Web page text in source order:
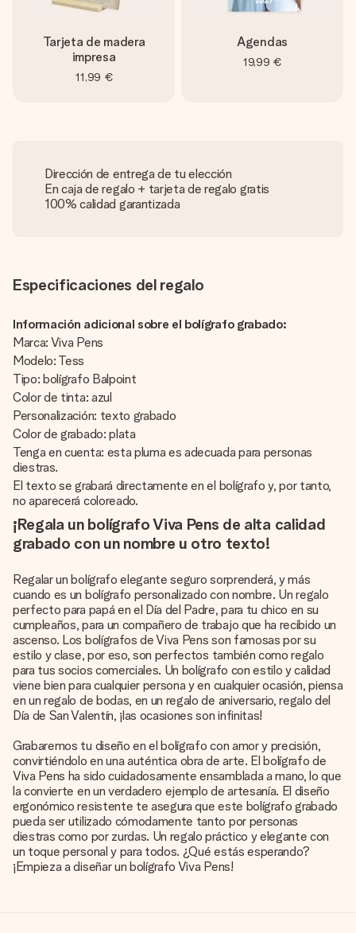
Tarjeta de madera
impresa
11,99 €
Agendas
19,99 €
Dirección de entrega de tu elección
En caja de regalo + tarjeta de regalo gratis
100% calidad garantizada
Especificaciones del regalo
Información adicional sobre el bolígrafo grabado:
Marca: Viva Pens
Modelo: Tess
Tipo: bolígrafo Balpoint
Color de tinta: azul
Personalización: texto grabado
Color de grabado: plata
Tenga en cuenta: esta pluma es adecuada para personas
diestras.
El texto se grabará directamente en el bolígrafo y, por tanto,
no aparecerá coloreado.
¡Regala un bolígrafo Viva Pens de alta calidad
grabado con un nombre u otro texto!
Regalar un bolígrafo elegante seguro sorprenderá, y más
cuando es un bolígrafo personalizado con nombre. Un regalo
perfecto para papá en el Día del Padre, para tu chico en su
cumpleaños, para un compañero de trabajo que ha recibido un
ascenso. Los bolígrafos de Viva Pens son famosas por su
estilo y clase, por eso, son perfectos también como regalo
para tus socios comerciales. Un bolígrafo con estilo y calidad
viene bien para cualquier persona y en cualquier ocasión, piensa
en un regalo de bodas, en un regalo de aniversario, regalo del
Día de San Valentín, ¡las ocasiones son infinitas!
Grabaremos tu diseño en el bolígrafo con amor y precisión,
convirtiéndolo en una auténtica obra de arte. El bolígrafo de
Viva Pens ha sido cuidadosamente ensamblada a mano, lo que
la convierte en un verdadero ejemplo de artesanía. El diseño
ergonómico resistente te asegura que este bolígrafo grabado
pueda ser utilizado cómodamente tanto por personas
diestras como por zurdas. Un regalo práctico y elegante con
un toque personal y para todos. ¿Qué estás esperando?
¡Empieza a diseñar un bolígrafo Viva Pens!